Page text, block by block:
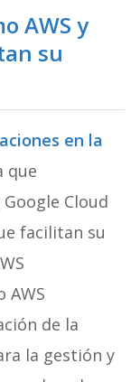
AWS y
su
en la
que
Cloud
facilitan su
de la
la gestión y